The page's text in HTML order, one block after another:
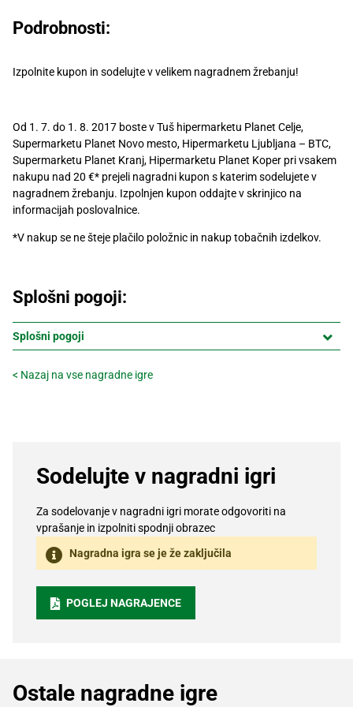
Podrobnosti:
Izpolnite kupon in sodelujte v velikem nagradnem žrebanju!
Od 1. 7. do 1. 8. 2017 boste v Tuš hipermarketu Planet Celje,
Supermarketu Planet Novo mesto, Hipermarketu Ljubljana – BTC,
Supermarketu Planet Kranj, Hipermarketu Planet Koper pri vsakem
nakupu nad 20 €* prejeli nagradni kupon s katerim sodelujete v
nagradnem žrebanju. Izpolnjen kupon oddajte v skrinjico na
informacijah poslovalnice.
*V nakup se ne šteje plačilo položnic in nakup tobačnih izdelkov.
Splošni pogoji:
Splošni pogoji
< Nazaj na vse nagradne igre
Sodelujte v nagradni igri
Za sodelovanje v nagradni igri morate odgovoriti na
vprašanje in izpolniti spodnji obrazec
Nagradna igra se je že zaključila
POGLEJ NAGRAJENCE
Ostale nagradne igre